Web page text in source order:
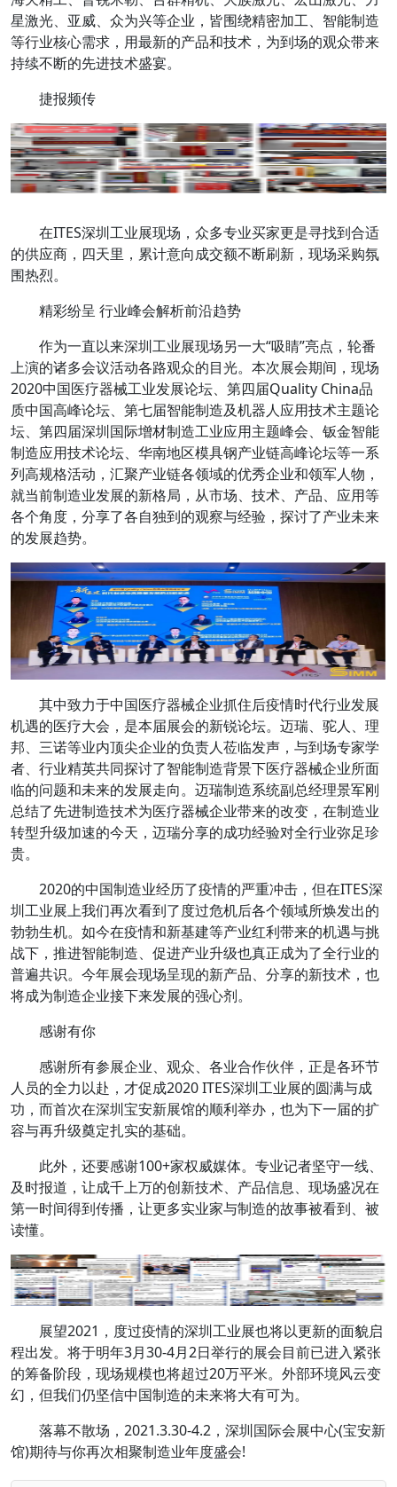
星激光、亚威、众为兴等企业，皆围绕精密加工、智能制造
等行业核心需求，用最新的产品和技术，为到场的观众带来
持续不断的先进技术盛宴。
捷报频传
在ITES深圳工业展现场，众多专业买家更是寻找到合适
的供应商，四天里，累计意向成交额不断刷新，现场采购氛
围热烈。
精彩纷呈 行业峰会解析前沿趋势
作为一直以来深圳工业展现场另一大“吸睛”亮点，轮番
上演的诸多会议活动各路观众的目光。本次展会期间，现场
2020中国医疗器械工业发展论坛、第四届Quality China品
质中国高峰论坛、第七届智能制造及机器人应用技术主题论
坛、第四届深圳国际增材制造工业应用主题峰会、钣金智能
制造应用技术论坛、华南地区模具钢产业链高峰论坛等一系
列高规格活动，汇聚产业链各领域的优秀企业和领军人物，
就当前制造业发展的新格局，从市场、技术、产品、应用等
各个角度，分享了各自独到的观察与经验，探讨了产业未来
的发展趋势。
其中致力于中国医疗器械企业抓住后疫情时代行业发展
机遇的医疗大会，是本届展会的新锐论坛。迈瑞、驼人、理
邦、三诺等业内顶尖企业的负责人莅临发声，与到场专家学
者、行业精英共同探讨了智能制造背景下医疗器械企业所面
临的问题和未来的发展走向。迈瑞制造系统副总经理景军刚
总结了先进制造技术为医疗器械企业带来的改变，在制造业
转型升级加速的今天，迈瑞分享的成功经验对全行业弥足珍
贵。
2020的中国制造业经历了疫情的严重冲击，但在ITES深
圳工业展上我们再次看到了度过危机后各个领域所焕发出的
勃勃生机。如今在疫情和新基建等产业红利带来的机遇与挑
战下，推进智能制造、促进产业升级也真正成为了全行业的
普遍共识。今年展会现场呈现的新产品、分享的新技术，也
将成为制造企业接下来发展的强心剂。
感谢有你
感谢所有参展企业、观众、各业合作伙伴，正是各环节
人员的全力以赴，才促成2020 ITES深圳工业展的圆满与成
功，而首次在深圳宝安新展馆的顺利举办，也为下一届的扩
容与再升级奠定扎实的基础。
此外，还要感谢100+家权威媒体。专业记者坚守一线、
及时报道，让成千上万的创新技术、产品信息、现场盛况在
第一时间得到传播，让更多实业家与制造的故事被看到、被
读懂。
展望2021，度过疫情的深圳工业展也将以更新的面貌启
程出发。将于明年3月30-4月2日举行的展会目前已进入紧张
的筹备阶段，现场规模也将超过20万平米。外部环境风云变
幻，但我们仍坚信中国制造的未来将大有可为。
落幕不散场，2021.3.30-4.2，深圳国际会展中心(宝安新
馆)期待与你再次相聚制造业年度盛会!